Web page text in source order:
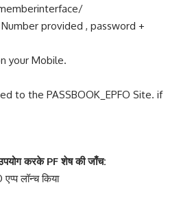
provided , password +
your Mobile.
to the PASSBOOK_EPFO Site. if
करके PF शेष की जाँच:
लॉन्च किया